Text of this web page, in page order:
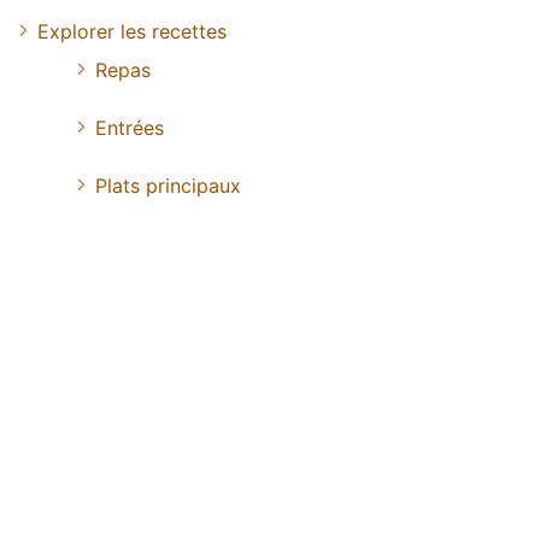
Explorer les recettes
Repas
Entrées
Plats principaux